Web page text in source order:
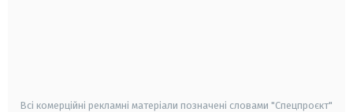
Всі комерційні рекламні матеріали позначені словами "Спецпроєкт"